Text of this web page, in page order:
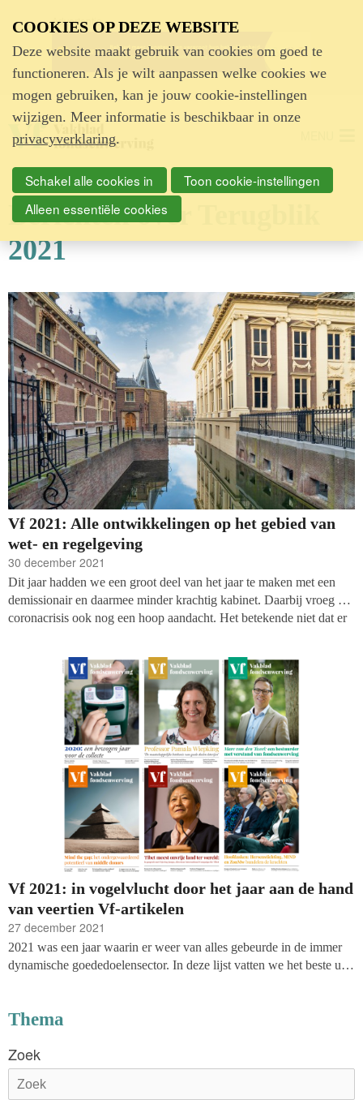
Advertentie
Berichten over Terugblik
2021
Vf 2021: Alle ontwikkelingen op het gebied van
wet- en regelgeving
30 december 2021
Dit jaar hadden we een groot deel van het jaar te maken met een
demissionair en daarmee minder krachtig kabinet. Daarbij vroeg de
coronacrisis ook nog een hoop aandacht. Het betekende niet dat er
van legislatie op een rijtje, nog lopend én al afgesloten.
Vf 2021: in vogelvlucht door het jaar aan de hand
van veertien Vf-artikelen
27 december 2021
2021 was een jaar waarin er weer van alles gebeurde in de immer
dynamische goededoelensector. In deze lijst vatten we het beste uit
gebied van de wet- en regelgeving?
Thema
Zoek
COOKIES OP DEZE WEBSITE
Deze website maakt gebruik van cookies om goed te
functioneren. Als je wilt aanpassen welke cookies we
mogen gebruiken, kan je jouw cookie-instellingen
wijzigen. Meer informatie is beschikbaar in onze
privacyverklaring.
Schakel alle cookies in
Toon cookie-instellingen
Alleen essentiële cookies